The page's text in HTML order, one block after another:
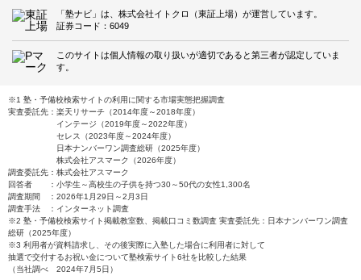
「塾ナビ」は、株式会社イトクロ（東証上場）が運営しています。
証券コード：6049
このサイトは個人情報の取り扱いが適切であると第三者が認定していま
す。
※1 塾・予備校検索サイトの利用に関する市場実態把握調査
実査委託先：楽天リサーチ（2014年度～2018年度）
インテージ（2019年度～2022年度）
セレス（2023年度～2024年度）
日本ナンバーワン調査総研（2025年度）
株式会社アスマーク（2026年度）
調査委託先：株式会社アスマーク
回答者 ：小学生～高校生の子供を持つ30～50代の女性1,300名
調査期間 ：2026年1月29日～2月3日
調査手法 ：インターネット調査
※2 塾・予備校検索サイト掲載教室数、掲載口コミ数調査 実査委託先：日本ナンバーワン調査
総研（2025年度）
※3 利用者が資料請求し、その後実際に入塾した場合に利用者に対して
抽選で交付するお祝い金について塾検索サイト6社を比較した結果
（当社調べ 2024年7月5日）